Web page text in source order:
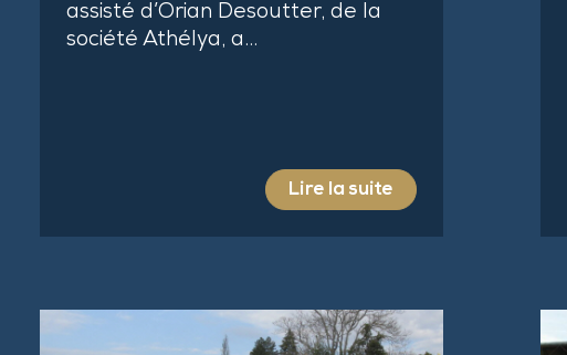
assisté d’Orian Desoutter, de la
société Athélya, a…
Lire la suite